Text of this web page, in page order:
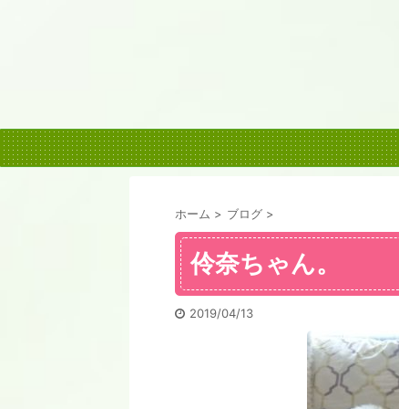
ホーム > ブログ >
伶奈ちゃん。
2019/04/13